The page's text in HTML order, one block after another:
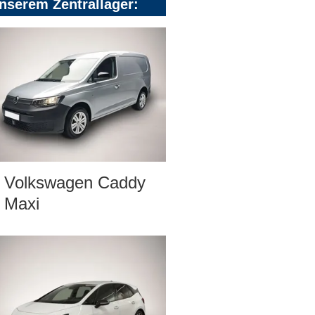
Zentrallager:
Volkswagen Caddy
Maxi